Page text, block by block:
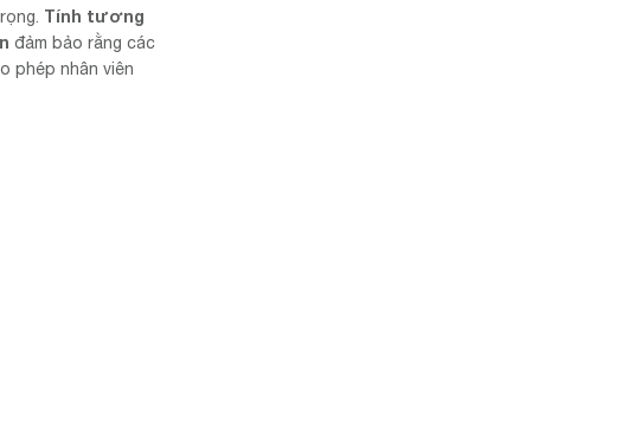
Tính tương
đảm bảo rằng các
phép nhân viên